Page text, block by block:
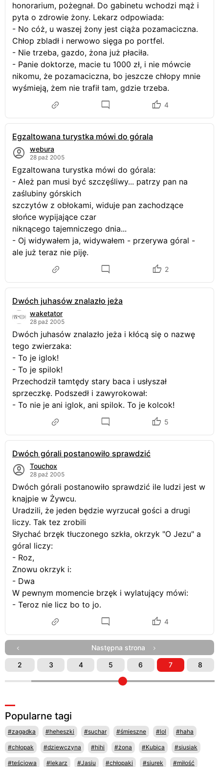
honorarium, pożegnał. Do gabinetu wchodzi mąż i
pyta o zdrowie żony. Lekarz odpowiada:
- No cóż, u waszej żony jest ciąża pozamaciczna.
Chłop zbladł i nerwowo sięga po portfel.
- Nie trzeba, gazdo, żona już płaciła.
- Panie doktorze, macie tu 1000 zł, i nie mówcie
nikomu, że pozamaciczna, bo jeszcze chłopy mnie
wyśmieją, żem nie trafił tam, gdzie trzeba.
4
Egzaltowana turystka mówi do górala
webura
28 paź 2005
Egzaltowana turystka mówi do górala:
- Ależ pan musi być szczęśliwy... patrzy pan na
zaślubiny górskich
szczytów z obłokami, widuje pan zachodzące
słońce wypijające czar
niknącego tajemniczego dnia...
- Oj widywałem ja, widywałem - przerywa góral -
ale już teraz nie piję.
2
Dwóch juhasów znalazło jeża
waketator
28 paź 2005
Dwóch juhasów znalazło jeża i kłócą się o nazwę
tego zwierzaka:
- To je iglok!
- To je spilok!
Przechodził tamtędy stary baca i usłyszał
sprzeczkę. Podszedł i zawyrokował:
- To nie je ani iglok, ani spilok. To je kolcok!
5
Dwóch górali postanowiło sprawdzić
Touchox
28 paź 2005
Dwóch górali postanowiło sprawdzić ile ludzi jest w
knajpie w Żywcu.
Uradzili, że jeden będzie wyrzucał gości a drugi
liczy. Tak tez zrobili
Słychać brzęk tłuczonego szkła, okrzyk "O Jezu" a
góral liczy:
- Roz,
Znowu okrzyk i:
- Dwa
W pewnym momencie brzęk i wylatujący mówi:
- Teroz nie licz bo to jo.
4
Następna strona
2 3 4 5 6 7 8
Popularne tagi
#zagadka #heheszki #suchar #śmieszne #lol #haha
#chłopak #dziewczyna #hihi #żona #Kubica #siusiak
#teściowa #lekarz #Jasiu #chłopaki #siurek #miłość